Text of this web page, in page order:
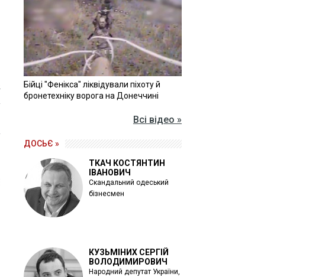
Бійці "Фенікса" ліквідували піхоту й
бронетехніку ворога на Донеччині
Всі відео »
ДОСЬЄ »
ТКАЧ КОСТЯНТИН
ІВАНОВИЧ
Скандальний одеський
бізнесмен
КУЗЬМІНИХ СЕРГІЙ
ВОЛОДИМИРОВИЧ
Народний депутат України,